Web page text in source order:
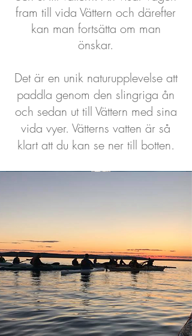
fram till vida Vättern och därefter
kan man fortsätta om man
önskar.
Det är en unik naturupplevelse att
paddla genom den slingriga ån
och sedan ut till Vättern med sina
vida vyer. Vätterns vatten är så
klart att du kan se ner till botten.